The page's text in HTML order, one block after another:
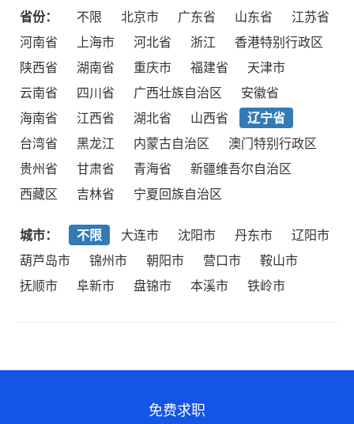
省份： 不限 北京市 广东省 山东省
江苏省
河南省
上海市 河北省 浙江
香港特别行政区
陕西省
湖南省 重庆市 福建省
天津市
云南省
四川省 广西壮族自治区
安徽省
海南省
江西省 湖北省 山西省
辽宁省
台湾省
黑龙江 内蒙古自治区
澳门特别行政区
贵州省
甘肃省 青海省
新疆维吾尔自治区
西藏区
吉林省 宁夏回族自治区
城市： 不限 大连市 沈阳市 丹东市
辽阳市
葫芦岛市
锦州市 朝阳市 营口市
鞍山市
抚顺市
阜新市 盘锦市 本溪市 铁岭市
免费求职